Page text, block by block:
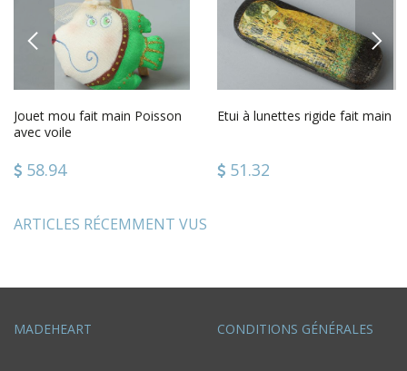
PREVIOUS
Jouet mou fait main Poisson
avec voile
58.94
Etui à lunettes rigide fait main
51.32
NEXT
ARTICLES RÉCEMMENT VUS
MADEHEART CONDITIONS GÉNÉRALES